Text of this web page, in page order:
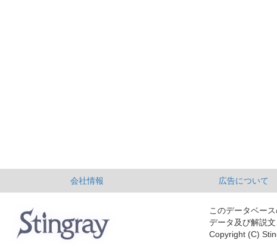
会社情報 広告について
このデータベー
データ及び解説
Copyright (C)